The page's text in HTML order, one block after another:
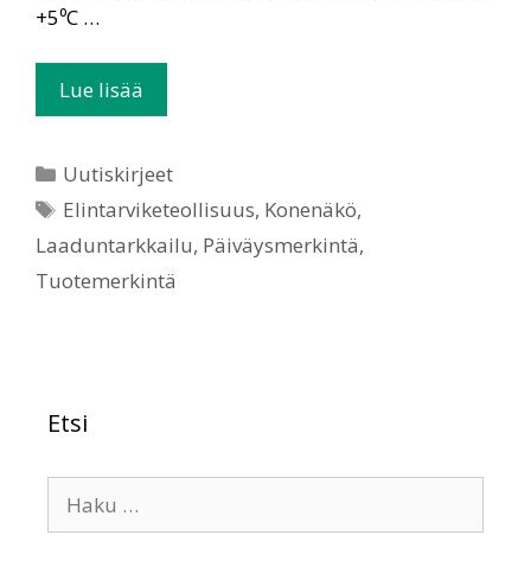
+5⁰C …
Lue lisää
Uutiskirjeet
Elintarviketeollisuus, Konenäkö,
Laaduntarkkailu, Päiväysmerkintä,
Tuotemerkintä
Etsi